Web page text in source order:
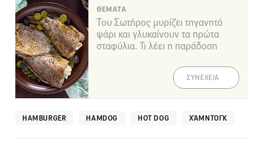
ΘΕΜΑΤΑ
Του Σωτήρος μυρίζει τηγανητό
ψάρι και γλυκαίνουν τα πρώτα
σταφύλια. Τι λέει η παράδοση
ΣΥΝΕΧΕΙΑ
HAMBURGER HAMDOG HOT DOG ΧΆΜΝΤΟΓΚ